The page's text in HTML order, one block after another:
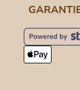
+
Workflow
Videotraining
"Herbstlicht"
[Digital]